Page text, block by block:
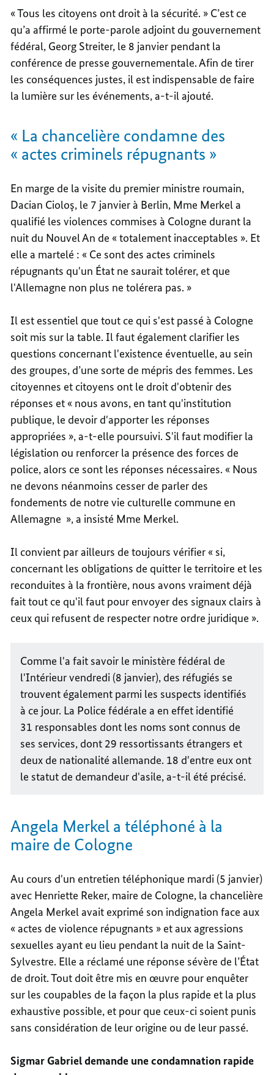
« Tous les citoyens ont droit à la sécurité. » C’est ce
qu’a affirmé le porte-parole adjoint du gouvernement
fédéral, Georg Streiter, le 8 janvier pendant la
conférence de presse gouvernementale. Afin de tirer
les conséquences justes, il est indispensable de faire
la lumière sur les événements, a-t-il ajouté.
« La chancelière condamne des
« actes criminels répugnants »
En marge de la visite du premier ministre roumain,
Dacian Cioloş, le 7 janvier à Berlin, Mme Merkel a
qualifié les violences commises à Cologne durant la
nuit du Nouvel An de « totalement inacceptables ». Et
elle a martelé : « Ce sont des actes criminels
répugnants qu'un État ne saurait tolérer, et que
l'Allemagne non plus ne tolérera pas. »
Il est essentiel que tout ce qui s'est passé à Cologne
soit mis sur la table. Il faut également clarifier les
questions concernant l'existence éventuelle, au sein
des groupes, d’une sorte de mépris des femmes. Les
citoyennes et citoyens ont le droit d'obtenir des
réponses et « nous avons, en tant qu'institution
publique, le devoir d'apporter les réponses
appropriées », a-t-elle poursuivi. S'il faut modifier la
législation ou renforcer la présence des forces de
police, alors ce sont les réponses nécessaires. « Nous
ne devons néanmoins cesser de parler des
fondements de notre vie culturelle commune en
Allemagne », a insisté Mme Merkel.
Il convient par ailleurs de toujours vérifier « si,
concernant les obligations de quitter le territoire et les
reconduites à la frontière, nous avons vraiment déjà
fait tout ce qu'il faut pour envoyer des signaux clairs à
ceux qui refusent de respecter notre ordre juridique ».
Comme l'a fait savoir le ministère fédéral de
l'Intérieur vendredi (8 janvier), des réfugiés se
trouvent également parmi les suspects identifiés
à ce jour. La Police fédérale a en effet identifié
31 responsables dont les noms sont connus de
ses services, dont 29 ressortissants étrangers et
deux de nationalité allemande. 18 d'entre eux ont
le statut de demandeur d'asile, a-t-il été précisé.
Angela Merkel a téléphoné à la
maire de Cologne
Au cours d'un entretien téléphonique mardi (5 janvier)
avec Henriette Reker, maire de Cologne, la chancelière
Angela Merkel avait exprimé son indignation face aux
« actes de violence répugnants » et aux agressions
sexuelles ayant eu lieu pendant la nuit de la Saint-
Sylvestre. Elle a réclamé une réponse sévère de l’État
de droit. Tout doit être mis en œuvre pour enquêter
sur les coupables de la façon la plus rapide et la plus
exhaustive possible, et pour que ceux-ci soient punis
sans considération de leur origine ou de leur passé.
Sigmar Gabriel demande une condamnation rapide